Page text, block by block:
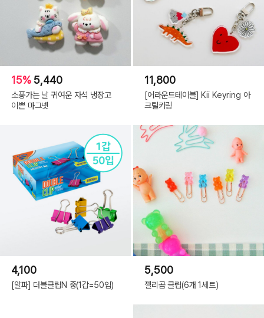
15% 5,440
소풍가는 날 귀여운 자석 냉장고
이쁜 마그넷
11,800
[어라운드테이블] Kii Keyring 아
크릴키링
4,100
[알파] 더블클립N 중(1갑=50입)
5,500
젤리곰 클립(6개 1세트)